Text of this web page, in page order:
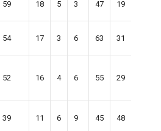
59 18 5 3 47 19
54 17 3 6 63 31
52 16 4 6 55 29
39 11 6 9 45 48